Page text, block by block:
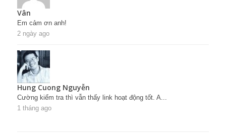
Vân
Em cảm ơn anh!
2 ngày ago
Hung Cuong Nguyễn
Cường kiểm tra thì vẫn thấy link hoạt động tốt. A...
1 tháng ago